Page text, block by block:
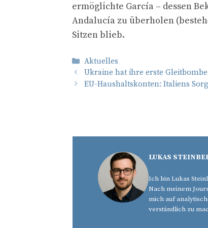
ermöglichte García – dessen
Andalucía zu überholen
Sitzen blieb.
Kategorien
Aktuelles
Ukraine hat ihre erste
EU-Haushaltskonten: Italiens
LUKAS
Ich bin Lukas
Nach meinem
mich auf
verständlich zu